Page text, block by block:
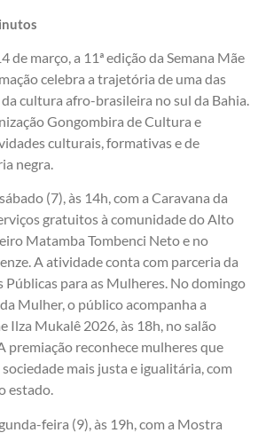
de março, a 11ª edição da Semana Mãe
celebra a trajetória de uma das
cultura afro-brasileira no sul da Bahia.
Gongombira de Cultura e
culturais, formativas e de
negra.
(7), às 14h, com a Caravana da
gratuitos à comunidade do Alto
Matamba Tombenci Neto e no
A atividade conta com parceria da
Públicas para as Mulheres. No domingo
Mulher, o público acompanha a
Ilza Mukalê 2026, às 18h, no salão
premiação reconhece mulheres que
mais justa e igualitária, com
estado.
feira (9), às 19h, com a Mostra